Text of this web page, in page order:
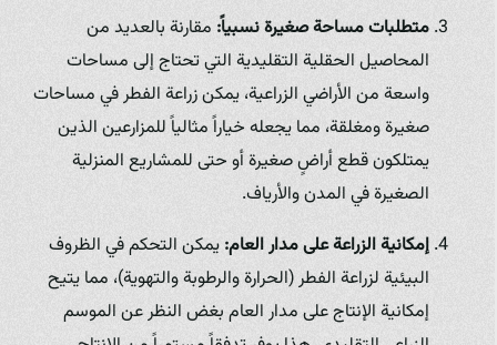
متطلبات مساحة صغيرة نسبياً:مقارنة بالعديد من
المحاصيل الحقلية التقليدية التي تحتاج إلى مساحات
واسعة من الأراضي الزراعية، يمكن زراعة الفطر في مساحات
صغيرة ومغلقة، مما يجعله خياراً مثالياً للمزارعين الذين
يمتلكون قطع أراضٍ صغيرة أو حتى للمشاريع المنزلية
الصغيرة في المدن والأرياف.
إمكانية الزراعة على مدار العام:يمكن التحكم في الظروف
البيئية لزراعة الفطر (الحرارة والرطوبة والتهوية)، مما يتيح
إمكانية الإنتاج على مدار العام بغض النظر عن الموسم